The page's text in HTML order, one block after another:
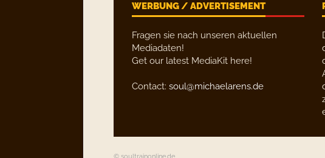
WERBUNG / ADVERTISEMENT
Fragen sie nach unseren aktuellen
Mediadaten!
Get our latest MediaKit here!
Contact: soul@michaelarens.de